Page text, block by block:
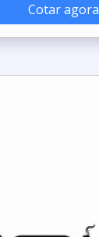
Cotar agora